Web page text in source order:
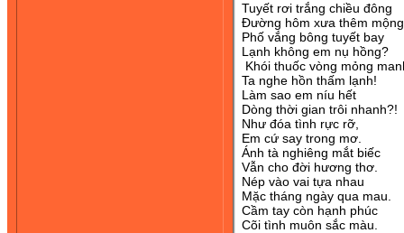
Tuyết rơi trắng chiều đông
Đường hôm xưa thêm
Phố vắng bông tuyết bay
Lạnh không em nụ hồng?
Khói thuốc vòng mỏng
Ta nghe hồn thấm lạnh!
Làm sao em níu hết
Dòng thời gian trôi nhanh?!
Như đóa tình rực rỡ,
Em cứ say trong mơ.
Ánh tà nghiêng mắt biếc
Vẫn cho đời hương thơ.
Nép vào vai tựa nhau
Mặc tháng ngày qua mau.
Cầm tay còn hạnh phúc
Cõi tình muôn sắc màu.